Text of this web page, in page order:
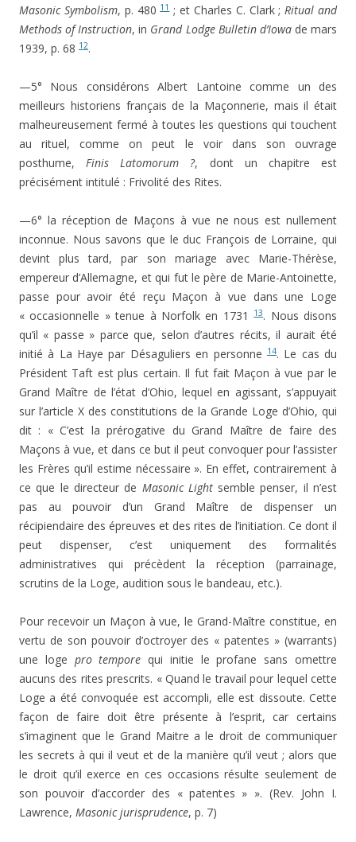
Masonic Symbolism, p. 48011; et Charles C. Clark ;Ritual and
Methods of Instruction, in Grand Lodge Bulletin d’Iowade mars
1939, p. 68 12.
—5° Nous considérons Albert Lantoine comme un des
meilleurs historiens français de la Maçonnerie, mais il était
malheureusement fermé à toutes les questions qui touchent
au rituel, comme on peut le voir dans son ouvrage
posthume,Finis Latomorum ?, dont un chapitre est
précisément intitulé : Frivolité des Rites.
—6° la réception de Maçons à vue ne nous est nullement
inconnue. Nous savons que le duc François de Lorraine, qui
devint plus tard, par son mariage avec Marie-Thérèse,
empereur d’Allemagne, et qui fut le père de Marie-Antoinette,
passe pour avoir été reçu Maçon à vue dans une Loge
« occasionnelle » tenue à Norfolk en 173113. Nous disons
qu’il « passe » parce que, selon d’autres récits, il aurait été
initié à La Haye par Désaguliers en personne 14. Le cas du
Président Taft est plus certain. Il fut fait Maçon à vue par le
Grand Maître de l’état d’Ohio, lequel en agissant, s’appuyait
sur l’article X des constitutions de la Grande Loge d’Ohio, qui
dit : « C’est la prérogative du Grand Maître de faire des
Maçons à vue, et dans ce but il peut convoquer pour l’assister
les Frères qu’il estime nécessaire ». En effet, contrairement à
ce que le directeur de Masonic Lightsemble penser, il n’est
pas au pouvoir d’un Grand Maître de dispenser un
récipiendaire des épreuves et des rites de l’initiation. Ce dont il
peut dispenser, c’est uniquement des formalités
administratives qui précèdent la réception (parrainage,
scrutins de la Loge, audition sous le bandeau, etc.).
Pour recevoir un Maçon à vue, le Grand-Maître constitue, en
vertu de son pouvoir d’octroyer des « patentes » (warrants)
une loge pro tempore qui initie le profane sans omettre
aucuns des rites prescrits. « Quand le travail pour lequel cette
Loge a été convoquée est accompli, elle est dissoute. Cette
façon de faire doit être présente à l’esprit, car certains
s’imaginent que le Grand Maitre a le droit de communiquer
les secrets à qui il veut et de la manière qu’il veut ; alors que
le droit qu’il exerce en ces occasions résulte seulement de
son pouvoir d’accorder des « patentes » ». (Rev. John I.
Lawrence, Masonic jurisprudence, p. 7)